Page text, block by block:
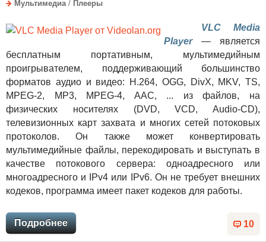
Мультимедиа / Плееры
VLC Media
Player — является
бесплатным портативным, мультимедийным
проигрывателем, поддерживающий большинство
форматов аудио и видео: H.264, OGG, DivX, MKV, TS,
MPEG-2, MP3, MPEG-4, AAC, ... из файлов, на
физических носителях (DVD, VCD, Audio-CD),
телевизионных карт захвата и многих сетей потоковых
протоколов. Он также может конвертировать
мультимедийные файлы, перекодировать и выступать в
качестве потокового сервера: одноадресного или
многоадресного и IPv4 или IPv6. Он не требует внешних
кодеков, программа имеет пакет кодеков для работы.
10
Подробнее